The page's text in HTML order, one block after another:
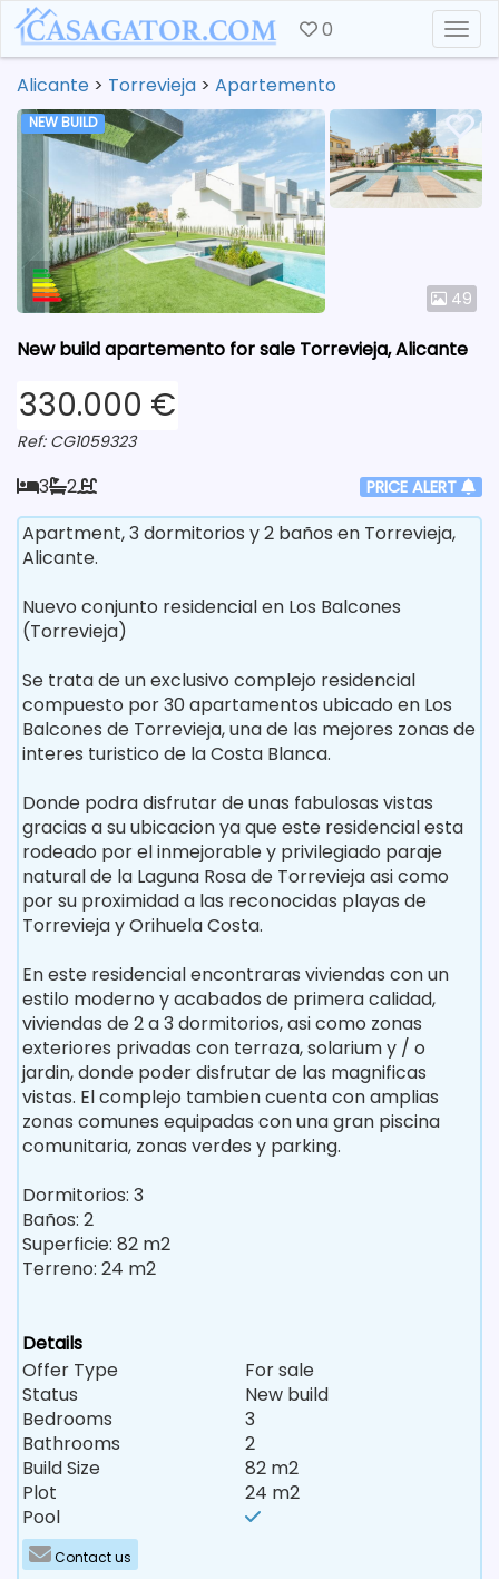
0
Alicante > Torrevieja > Apartemento
49
NEW BUILD
New build apartemento for sale Torrevieja, Alicante
330.000 €
Ref: CG1059323
3 2 PRICE ALERT
Apartment, 3 dormitorios y 2 baños en Torrevieja,
Alicante.
Nuevo conjunto residencial en Los Balcones
(Torrevieja)
Se trata de un exclusivo complejo residencial
compuesto por 30 apartamentos ubicado en Los
Balcones de Torrevieja, una de las mejores zonas de
interes turistico de la Costa Blanca.
Donde podra disfrutar de unas fabulosas vistas
gracias a su ubicacion ya que este residencial esta
rodeado por el inmejorable y privilegiado paraje
natural de la Laguna Rosa de Torrevieja asi como
por su proximidad a las reconocidas playas de
Torrevieja y Orihuela Costa.
En este residencial encontraras viviendas con un
estilo moderno y acabados de primera calidad,
viviendas de 2 a 3 dormitorios, asi como zonas
exteriores privadas con terraza, solarium y / o
jardin, donde poder disfrutar de las magnificas
vistas. El complejo tambien cuenta con amplias
zonas comunes equipadas con una gran piscina
comunitaria, zonas verdes y parking.
Dormitorios: 3
Baños: 2
Superficie: 82 m2
Terreno: 24 m2
Details
Offer Type
For sale
Status
New build
Bedrooms
3
Bathrooms
2
Build Size
82 m2
Plot
24 m2
Pool
Contact us